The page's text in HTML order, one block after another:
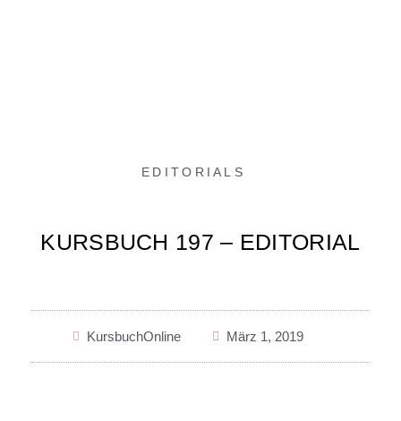
EDITORIALS
KURSBUCH 197 – EDITORIAL
KursbuchOnline März 1, 2019